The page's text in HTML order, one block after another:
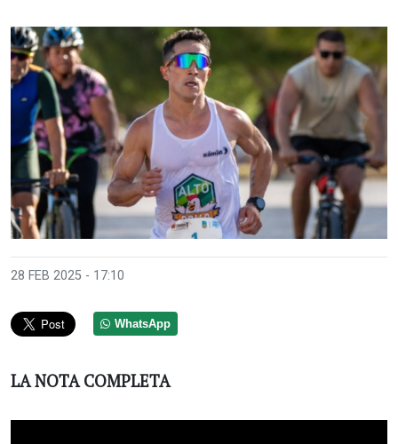
28 FEB 2025 - 17:10
WhatsApp
LA NOTA COMPLETA